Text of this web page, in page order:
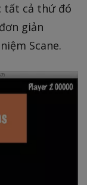
tất cả thứ đó
giản
Scane.